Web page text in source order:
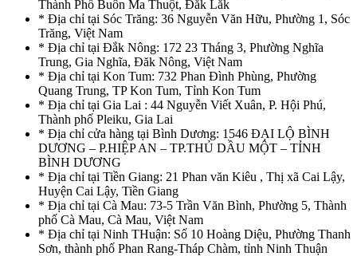
Thành Phố Buôn Ma Thuột, Đắk Lắk
* Địa chỉ tại Sóc Trăng: 36 Nguyễn Văn Hữu, Phường 1, Sóc
Trăng, Việt Nam
* Địa chỉ tại Đắk Nông: 172 23 Tháng 3, Phường Nghĩa
Trung, Gia Nghĩa, Đăk Nông, Việt Nam
* Địa chỉ tại Kon Tum: 732 Phan Đình Phùng, Phường
Quang Trung, TP Kon Tum, Tỉnh Kon Tum
* Địa chỉ tại Gia Lai : 44 Nguyễn Viết Xuân, P. Hội Phú,
Thành phố Pleiku, Gia Lai
* Địa chỉ cửa hàng tại Bình Dương: 1546 ĐẠI LỘ BÌNH
DƯƠNG – P.HIỆP AN – TP.THỦ DẦU MỘT – TỈNH
BÌNH DƯƠNG
* Địa chỉ tại Tiền Giang: 21 Phan văn Kiêu , Thị xã Cai Lậy,
Huyện Cai Lậy, Tiền Giang
* Địa chỉ tại Cà Mau: 73-5 Trần Văn Bình, Phường 5, Thành
phố Cà Mau, Cà Mau, Việt Nam
* Địa chỉ tại Ninh THuận: Số 10 Hoàng Diệu, Phường Thanh
Sơn, thành phố Phan Rang-Tháp Chàm, tỉnh Ninh Thuận